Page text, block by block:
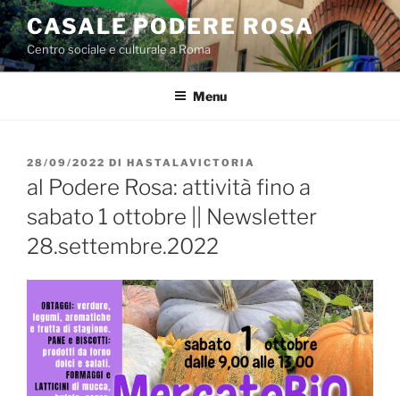
Salta
al
contenuto
CASALE PODERE ROSA
Centro sociale e culturale a Roma
Menu
PUBBLICATO
28/09/2022 DI HASTALAVICTORIA
al Podere Rosa: attività fino a
sabato 1 ottobre || Newsletter
28.settembre.2022